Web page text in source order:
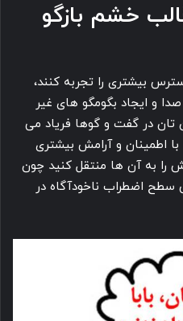
خشم بازگو
بیشتری را تجربه کنند،
صدا و ایجاد بگومگو های غیر
تان در گفت و گوها فریاد می
اطمینان و آرامش بیشتری
را به آن ها منتقل کنید چون
سطح اضطراب ناخودآگاه در